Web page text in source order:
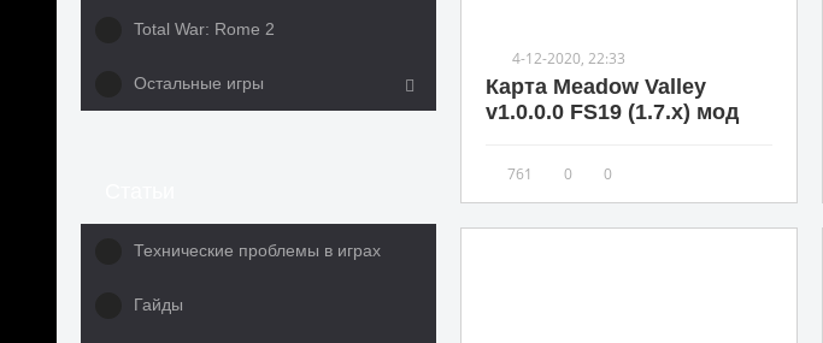
Total War: Rome 2
Остальные игры
Технические проблемы в играх
Гайды
4-12-2020, 22:33
Карта Meadow Valley
v1.0.0.0 FS19 (1.7.x) мод
761 0 0